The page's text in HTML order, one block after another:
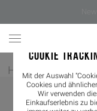
COOKIE
Mit der Auswahl
Cookies und
Wir verwenden
Einkaufserlebnis zu
Home / Damen/